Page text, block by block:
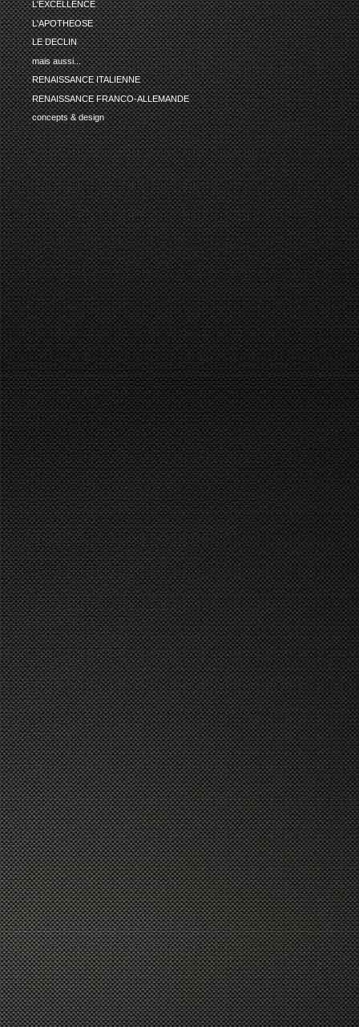
L'EXCELLENCE
L'APOTHEOSE
LE DECLIN
mais aussi...
RENAISSANCE ITALIENNE
RENAISSANCE FRANCO-ALLEMANDE
concepts & design